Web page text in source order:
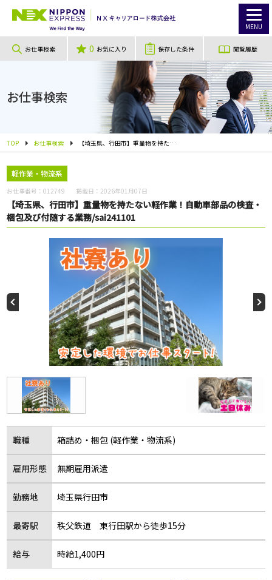
MENU
お仕事検索 0 お気に入り 保存した条件 閲覧履歴
お仕事検索
TOP お仕事検索 【埼玉県、行田市】重量物を持たない軽作業！自動車部品の検査・梱包及び付随する業務/sai241101
軽作業・物流系
お仕事番号：012749 掲載日： 2026年01月07日
【埼玉県、行田市】重量物を持たない軽作業！自動車部品の検査・
梱包及び付随する業務/sai241101
職種 箱詰め・梱包 (軽作業・物流系)
雇用形態 無期雇用派遣
勤務地 埼玉県行田市
最寄駅 秩父鉄道 東行田駅から徒歩15分
給与 時給1,400円